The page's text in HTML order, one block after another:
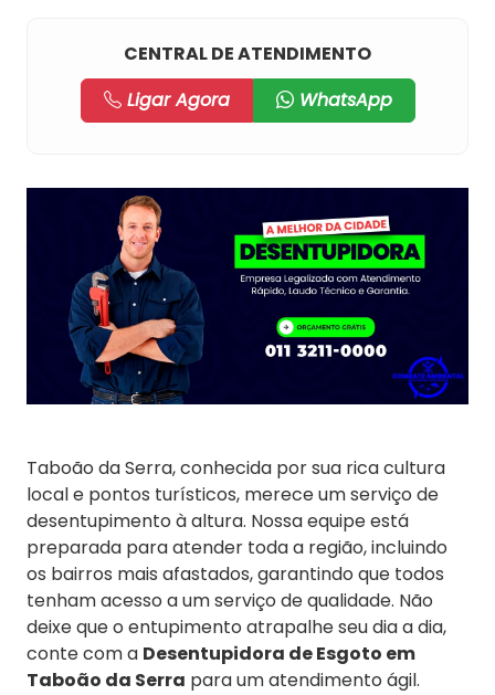
CENTRAL DE ATENDIMENTO
Ligar Agora
WhatsApp
Taboão da Serra, conhecida por sua rica cultura
local e pontos turísticos, merece um serviço de
desentupimento à altura. Nossa equipe está
preparada para atender toda a região, incluindo
os bairros mais afastados, garantindo que todos
tenham acesso a um serviço de qualidade. Não
deixe que o entupimento atrapalhe seu dia a dia,
conte com a Desentupidora de Esgoto em
Taboão da Serra para um atendimento ágil.